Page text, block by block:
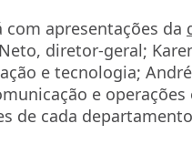
com apresentações da
diretor-geral;
e tecnologia;
e
de cada